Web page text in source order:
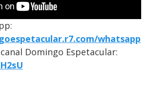
whatsapp
Domingo Espetacular: